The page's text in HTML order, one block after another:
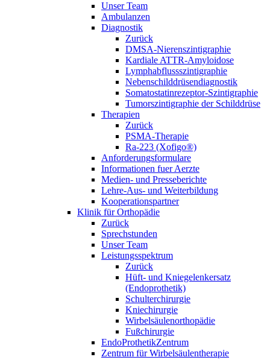
Unser Team
Ambulanzen
Diagnostik
Zurück
DMSA-Nierenszintigraphie
Kardiale ATTR-Amyloidose
Lymphabflussszintigraphie
Nebenschilddrüsendiagnostik
Somatostatinrezeptor-Szintigraphie
Tumorszintigraphie der Schilddrüse
Therapien
Zurück
PSMA-Therapie
Ra-223 (Xofigo®)
Anforderungsformulare
Informationen fuer Aerzte
Medien- und Presseberichte
Lehre-Aus- und Weiterbildung
Kooperationspartner
Klinik für Orthopädie
Zurück
Sprechstunden
Unser Team
Leistungsspektrum
Zurück
Hüft- und Kniegelenkersatz
(Endoprothetik)
Schulterchirurgie
Kniechirurgie
Wirbelsäulenorthopädie
Fußchirurgie
EndoProthetikZentrum
Zentrum für Wirbelsäulentherapie